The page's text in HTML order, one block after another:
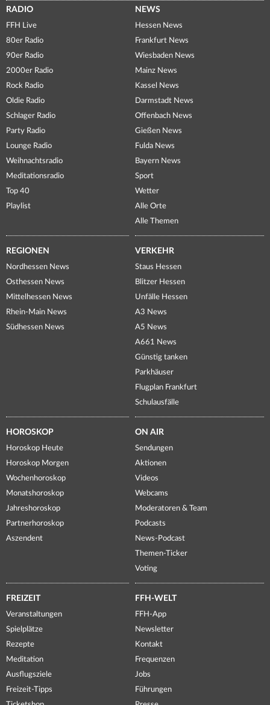
RADIO
FFH Live
80er Radio
90er Radio
2000er Radio
Rock Radio
Oldie Radio
Schlager Radio
Party Radio
Lounge Radio
Weihnachtsradio
Meditationsradio
Top 40
Playlist
NEWS
Hessen News
Frankfurt News
Wiesbaden News
Mainz News
Kassel News
Darmstadt News
Offenbach News
Gießen News
Fulda News
Bayern News
Sport
Wetter
Alle Orte
Alle Themen
REGIONEN
Nordhessen News
Osthessen News
Mittelhessen News
Rhein-Main News
Südhessen News
VERKEHR
Staus Hessen
Blitzer Hessen
Unfälle Hessen
A3 News
A5 News
A661 News
Günstig tanken
Parkhäuser
Flugplan Frankfurt
Schulausfälle
HOROSKOP
Horoskop Heute
Horoskop Morgen
Wochenhoroskop
Monatshoroskop
Jahreshoroskop
Partnerhoroskop
Aszendent
ON AIR
Sendungen
Aktionen
Videos
Webcams
Moderatoren & Team
Podcasts
News-Podcast
Themen-Ticker
Voting
FREIZEIT
Veranstaltungen
Spielplätze
Rezepte
Meditation
Ausflugsziele
Freizeit-Tipps
FFH-WELT
FFH-App
Newsletter
Kontakt
Frequenzen
Jobs
Führungen